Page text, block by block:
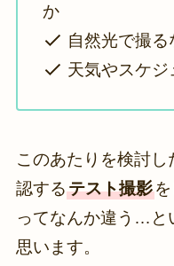
か
自然光で撮
天気やスケ
このあたりを検討
認するテスト撮影
ってなんか違う…と
思います。